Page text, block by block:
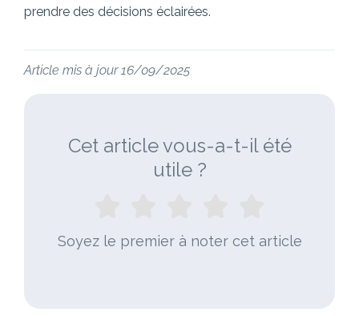
prendre des décisions éclairées.
Article mis à jour 16/09/2025
Cet article vous-a-t-il été
utile ?
Soyez le premier à noter cet article